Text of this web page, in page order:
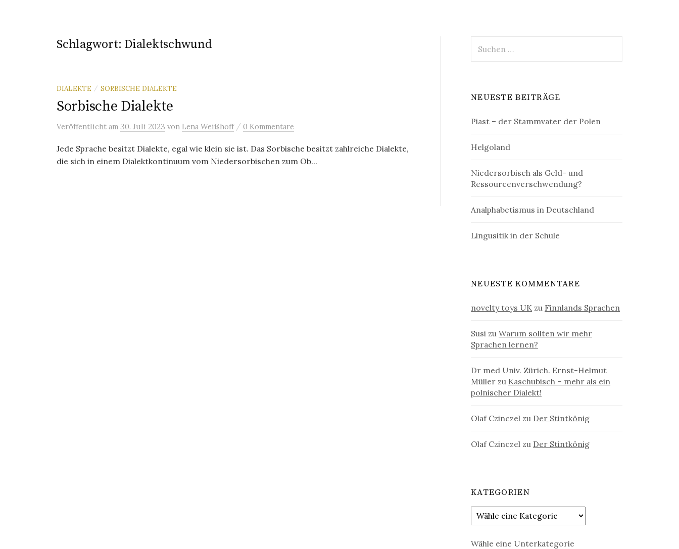
Schlagwort: Dialektschwund
DIALEKTE / SORBISCHE DIALEKTE
Sorbische Dialekte
Veröffentlicht am 30. Juli 2023 von Lena Weißhoff / 0 Kommentare
Jede Sprache besitzt Dialekte, egal wie klein sie ist. Das Sorbische besitzt zahlreiche Dialekte,
die sich in einem Dialektkontinuum vom Niedersorbischen zum Ob...
nach:
NEUESTE BEITRÄGE
Piast – der Stammvater der Polen
Helgoland
Niedersorbisch als Geld- und
Ressourcenverschwendung?
Analphabetismus in Deutschland
Lingusitik in der Schule
NEUESTE KOMMENTARE
novelty toys UK zu Finnlands Sprachen
Susi zuWarum sollten wir mehr
Sprachen lernen?
Dr med Univ. Zürich. Ernst-Helmut
Müller zu Kaschubisch – mehr als ein
polnischer Dialekt!
Olaf Czinczel zu Der Stintkönig
Olaf Czinczel zu Der Stintkönig
KATEGORIEN
Wähle eine Unterkategorie